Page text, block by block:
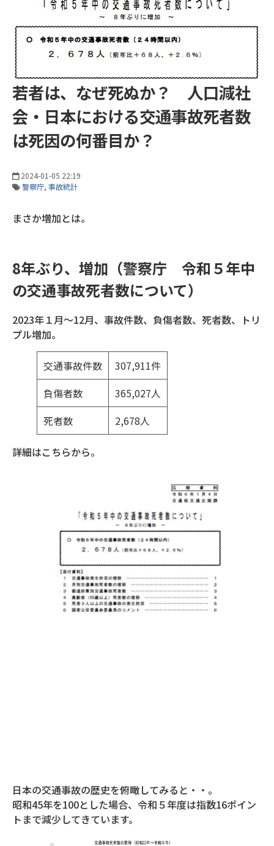
若者は、なぜ死ぬか？ 人口減社
会・日本における交通事故死者数
は死因の何番目か？
2024-01-05 22:19
警察庁 事故統計
まさか増加とは。
8年ぶり、増加（警察庁 令和５年中
の交通事故死者数について）
2023年１月～12月、事故件数、負傷者数、死者数、トリ
プル増加。
交通事故件数
307,911件
負傷者数
365,027人
死者数
2,678人
詳細はこちらから。
日本の交通事故の歴史を俯瞰してみると・・。
昭和45年を100とした場合、令和５年度は指数16ポイン
トまで減少してきています。